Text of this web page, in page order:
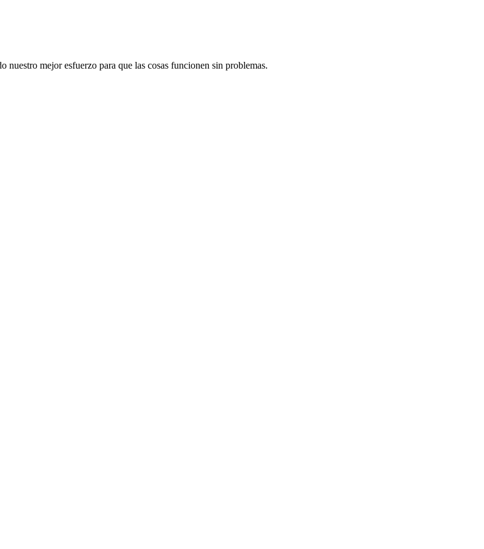
nuestro mejor esfuerzo para que las cosas funcionen sin problemas.